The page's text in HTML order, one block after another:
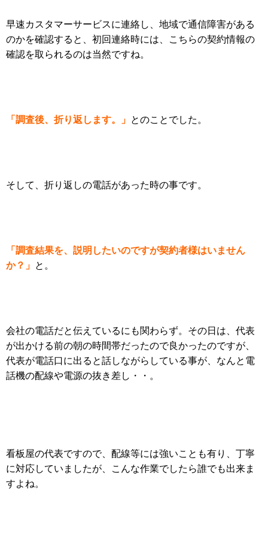
早速カスタマーサービスに連絡し、地域で通信障害がある
のかを確認すると、初回連絡時には、こちらの契約情報の
確認を取られるのは当然ですね。
「調査後、折り返します。」 とのことでした。
そして、折り返しの電話があった時の事です。
「調査結果を、説明したいのですが契約者様はいません
か？」 と。
会社の電話だと伝えているにも関わらず。その日は、代表
が出かける前の朝の時間帯だったので良かったのですが、
代表が電話口に出ると話しながらしている事が、なんと電
話機の配線や電源の抜き差し・・。
看板屋の代表ですので、配線等には強いことも有り、丁寧
に対応していましたが、こんな作業でしたら誰でも出来ま
すよね。